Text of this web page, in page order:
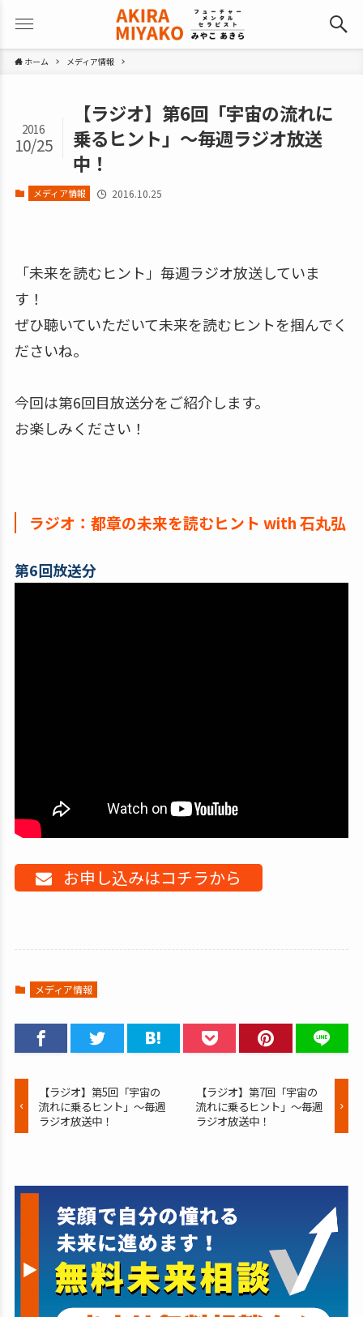
ホーム メディア情報
【ラジオ】第6回「宇宙の流れに
乗るヒント」～毎週ラジオ放送
中！
2016
10/25
メディア情報 2016.10.25
「未来を読むヒント」毎週ラジオ放送していま
す！
ぜひ聴いていただいて未来を読むヒントを掴んでく
ださいね。
今回は第6回目放送分をご紹介します。
お楽しみください！
ラジオ：都章の未来を読むヒント with 石丸弘
第6回放送分
お申し込みはコチラから
メディア情報
【ラジオ】第5回「宇宙の
流れに乗るヒント」～毎週
ラジオ放送中！
【ラジオ】第7回「宇宙の
流れに乗るヒント」～毎週
ラジオ放送中！